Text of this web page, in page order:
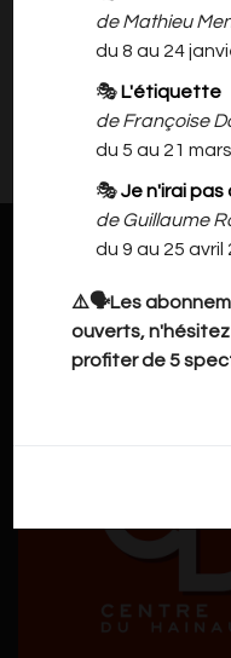
de Mathieu
du 8 au 24
🎭 L'étiquette
de Françoise
du 5 au 21
🎭Je n'irai pas
de Guillaume
du 9 au 25 avril
⚠️🗣️Les
ouverts,
profiter de 5
tous les Parents
Il n'y a rien à